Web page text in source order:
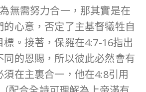
無需努力合一，那其實是在
的心意，否定了主基督犧牲自
標。接著，保羅在4:7-16指出
同的恩賜，所以彼此必然會有
須在主裏合一，他在4:8引用